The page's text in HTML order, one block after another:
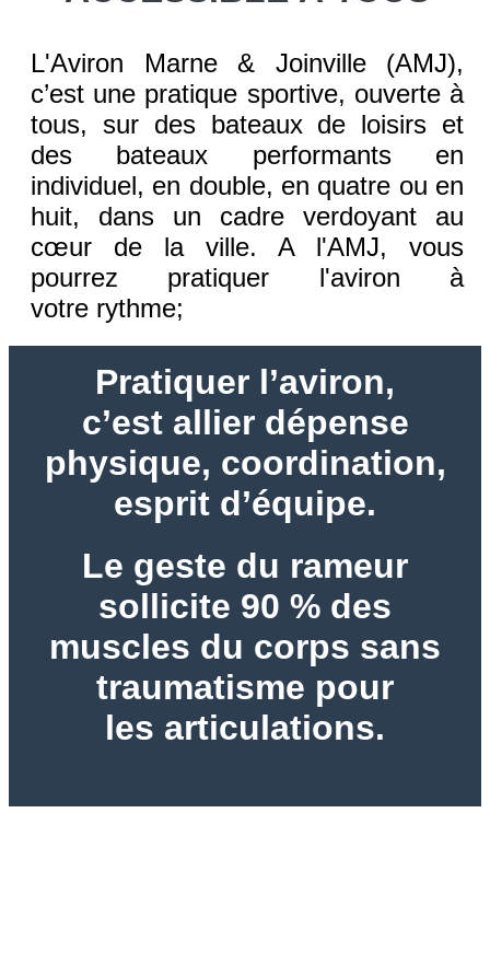
L'Aviron Marne & Joinville (AMJ),
c’est une pratique sportive, ouverte à
tous, sur des bateaux de loisirs et
des bateaux performants en
individuel, en double, en quatre ou en
huit, dans un cadre verdoyant au
cœur de la ville. A l'AMJ, vous
pourrez pratiquer l'aviron à
votre rythme;
Pratiquer l’aviron,
c’est allier dépense
physique, coordination,
esprit d’équipe.
Le geste du rameur
sollicite 90 % des
muscles du corps sans
traumatisme pour
les articulations.